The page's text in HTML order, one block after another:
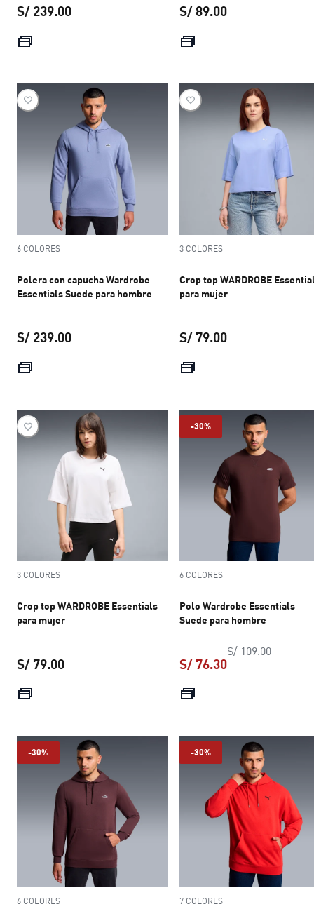
S/ 239.00
precio actual S/ 239.00
S/ 89.00
6 COLORES
Polera con capucha Wardrobe
Essentials Suede para hombre
S/ 239.00
precio actual S/ 239.00
3 COLORES
Crop top WARDROBE
para mujer
S/ 79.00
3 COLORES
Crop top WARDROBE Essentials
para mujer
S/ 79.00
-30%
6 COLORES
Polo Wardrobe Essentials
Suede para hombre
S/ 109.00precio
S/ 76.30
-30%
6 COLORES
-30%
7 COLORES